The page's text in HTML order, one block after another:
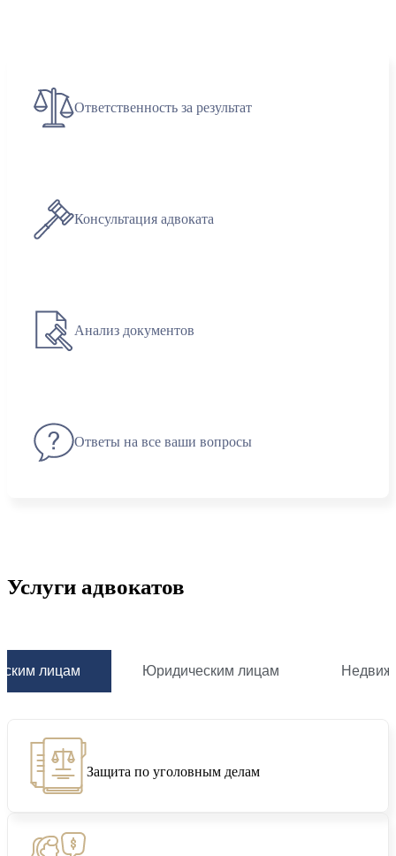
Ответственность за результат
Консультация адвоката
Анализ документов
Ответы на все ваши вопросы
Услуги адвокатов
лицам Юридическим лицам
Защита по уголовным делам